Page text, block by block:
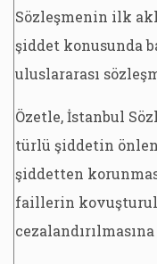
Sözleşmenin ilk
şiddet konusunda
uluslararası
Özetle, İstanbul
türlü şiddetin
şiddetten
faillerin